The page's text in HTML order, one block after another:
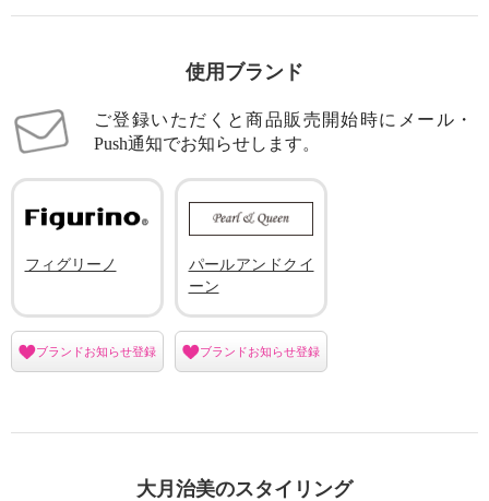
使用ブランド
ご登録いただくと商品販売開始時にメール・
Push通知でお知らせします。
フィグリーノ
ブランドお知らせ登録
パールアンドクイ
ーン
ブランドお知らせ登録
大月治美のスタイリング